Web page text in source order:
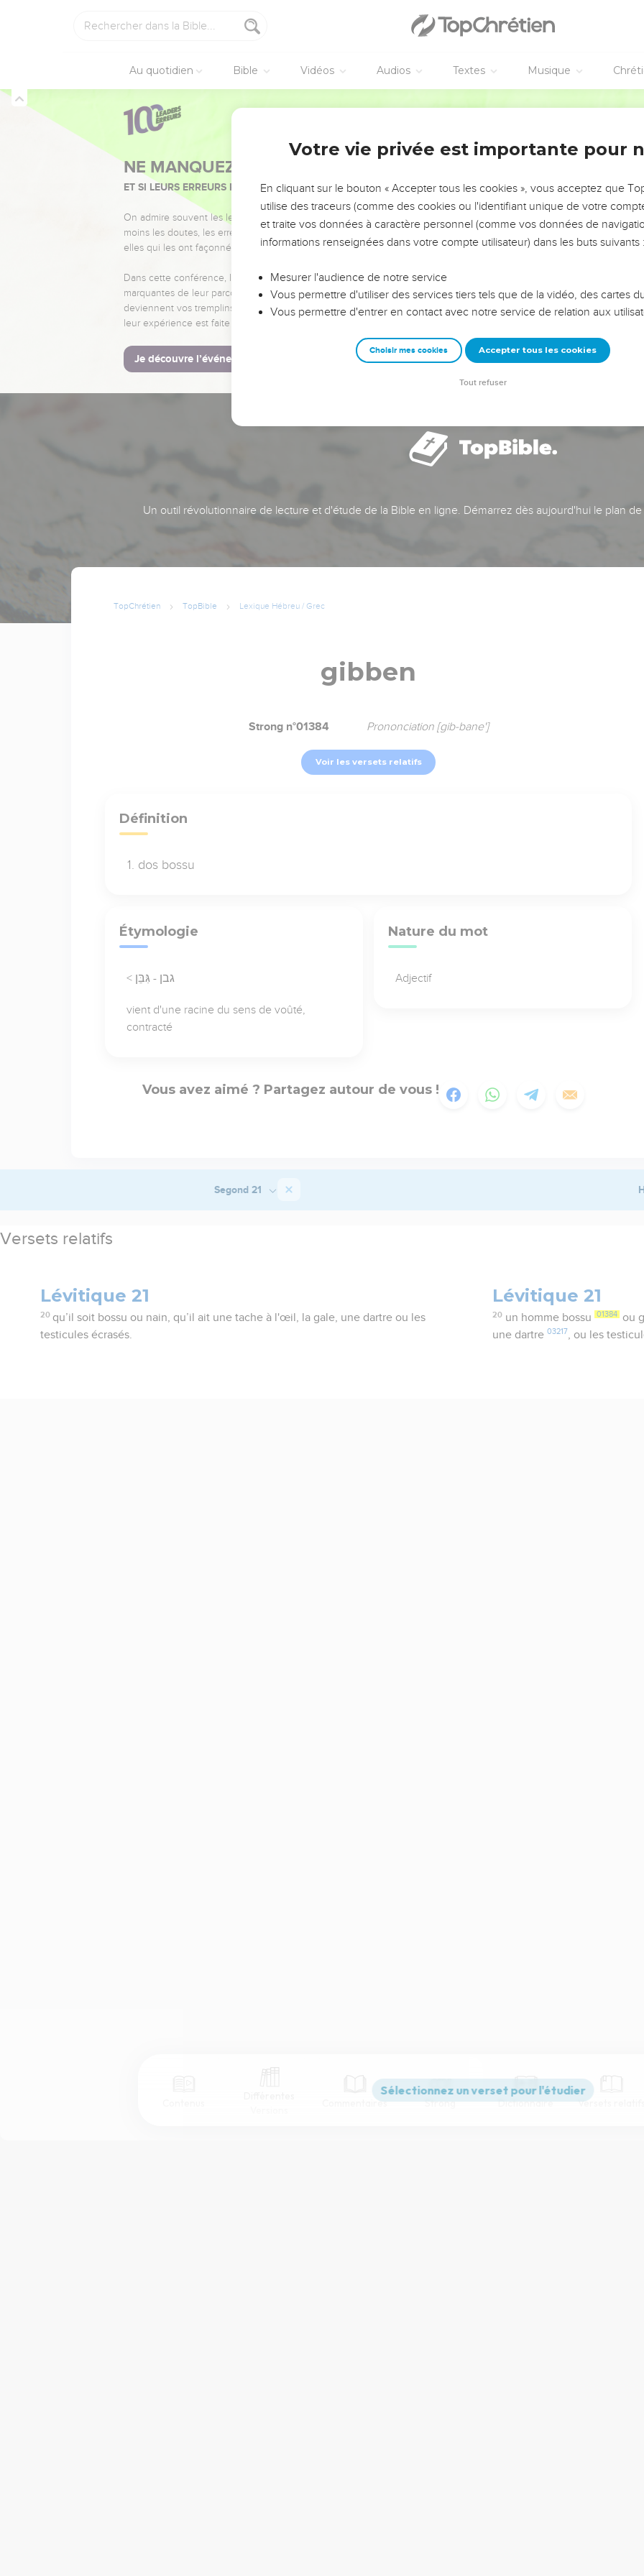
Au quotidien Bible Vidéos Audios Textes Musique
NE MANQUEZ PAS L’ÉVÉNEMENT DE L’ANNÉE !
ET SI LEURS ERREURS POUVAIENT VOUS ÉVITER LES VOTRES ?
On admire souvent les leaders pour leurs réussites, leur impact, leur foi ou leur vision. Mais on voit
moins les doutes, les erreurs et les saisons difficiles qu'ils ont traversés, alors même que ce sont
elles qui les ont façonnés.
Dans cette conférence, leaders, entrepreneurs, et responsables reviennent sur les erreurs
marquantes de leur parcours et les clés pour avancer avec plus de sagesse afin que leurs erreurs
deviennent vos tremplins. Que vous guidiez un ministère, une équipe, un groupe ou une famille,
leur expérience est faite pour vous.
Je découvre l’événement
Un outil révolutionnaire de lecture et d'étude de la Bible en ligne. Démarrez dès aujourd'hui le plan
TopChrétien TopBible Lexique Hébreu / Grec
gibben
Strong n°01384 Prononciation [gib-bane']
Voir les versets relatifs
Définition
dos bossu
Étymologie
< גבן - גִּבֵּן
vient d'une racine du sens de voûté,
contracté
Nature du mot
Adjectif
Vous avez aimé ? Partagez autour de vous !
Commentaires Strong Dictionnaire Versets relatifs
Segond 21
Versets relatifs
Lévitique 21
20 qu’il soit bossu ou nain, qu’il ait une tache à l'œil, la gale, une dartre ou les
testicules écrasés.
Lévitique 21
20 un homme bossu 01384 ou
une dartre03217, ou les
Votre vie privée est importante pour
En cliquant sur le bouton « Accepter tous les cookies », vous acceptez que
utilise des traceurs (comme des cookies ou l'identifiant unique de votre
et traite vos données à caractère personnel (comme vos données de
informations renseignées dans votre compte utilisateur) dans les buts suivants :
Mesurer l'audience de notre service
Vous permettre d'utiliser des services tiers tels que de la vidéo, des cartes
Vous permettre d'entrer en contact avec notre service de relation aux
Choisir mes cookies Accepter tous les cookies
Tout refuser